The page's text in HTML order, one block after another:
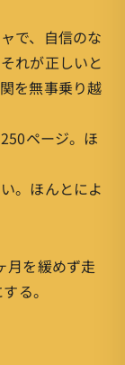
で、自信のな
れが正しいと
を無事乗り越
ページ。ほ
。ほんとによ
月を緩めず走
る。